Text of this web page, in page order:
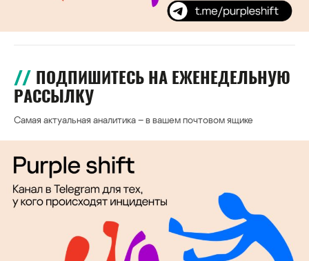
ПОДПИШИТЕСЬ НА ЕЖЕНЕДЕЛЬНУЮ
РАССЫЛКУ
Самая актуальная аналитика – в вашем почтовом ящике